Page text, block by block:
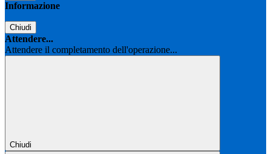
Informazione
Chiudi
Attendere...
Attendere il completamento dell'operazione...
Chiudi